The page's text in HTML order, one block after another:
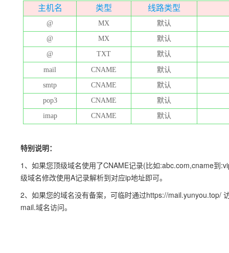
主机名 类型 线路类型
@ MX
默认
@
MX
默认
@
TXT 默认
mail CNAME
默认
smtp
CNAME
默认
pop3
CNAME
默认
imap
CNAME 默认
特别说明：
1、如果您顶级域名使用了CNAME记录(比如:abc.com,cname到
级域名修改使用A记录解析到对应ip地址即可。
2、如果您的域名没有备案，可临时通过https://mail.yunyou.top/
mail.域名访问。